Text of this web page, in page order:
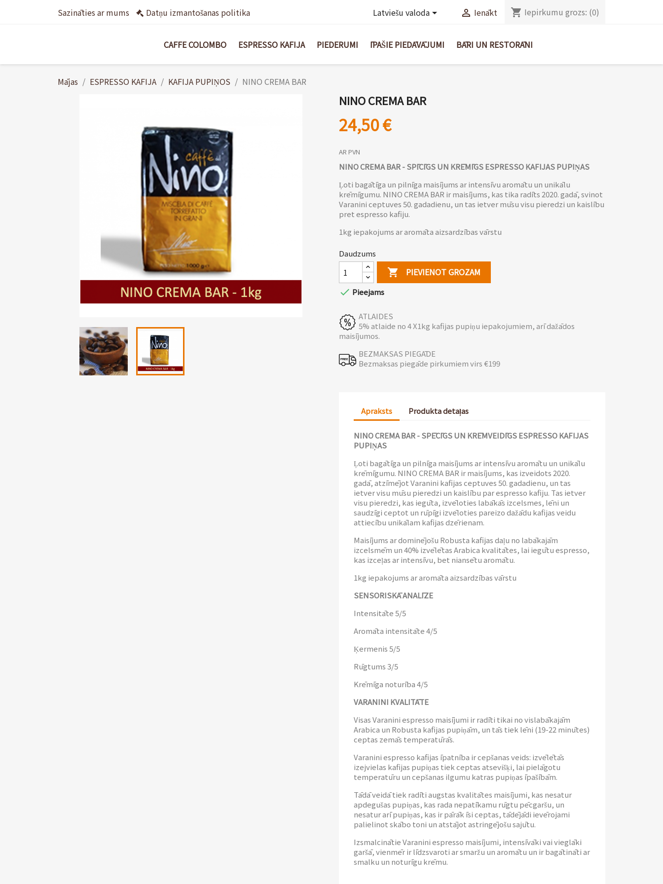
Sazināties ar mums Datņu izmantošanas politika Latviešu valoda  Ienākt shopping_cart Iepirkumu grozs: (0)
CAFFE COLOMBO ESPRESSO KAFIJA PIEDERUMI ĪPAŠIE PIEDĀVĀJUMI BĀRI UN RESTORĀNI
Mājas ESPRESSO KAFIJA KAFIJA PUPIŅOS NINO CREMA BAR
NINO CREMA BAR
24,50 €
AR PVN
NINO CREMA BAR - SPĪCĪGS UN KRĒMĪGS ESPRESSO KAFIJAS PUPIŅAS
Ļoti bagātīga un pilnīga maisījums ar intensīvu aromātu un unikālu
krēmīgumu. NINO CREMA BAR ir maisījums, kas tika radīts 2020. gadā, svinot
Varanini ceptuves 50. gadadienu, un tas ietver mūsu visu pieredzi un kaislību
pret espresso kafiju.
1kg iepakojums ar aromāta aizsardzības vārstu
Daudzums

PIEVIENOT GROZAM
 Pieejams
ATLAIDES
5% atlaide no 4 X1kg kafijas pupiņu iepakojumiem, arī dažādos
maisījumos.
BEZMAKSAS PIEGĀDE
Bezmaksas piegāde pirkumiem virs €199
Apraksts Produkta detaļas
NINO CREMA BAR - SPĒCĪGS UN KRĒMVEIDĪGS ESPRESSO KAFIJAS
PUPIŅAS
Ļoti bagātīga un pilnīga maisījums ar intensīvu aromātu un unikālu
krēmīgumu. NINO CREMA BAR ir maisījums, kas izveidots 2020.
gadā, atzīmējot Varanini kafijas ceptuves 50. gadadienu, un tas
ietver visu mūsu pieredzi un kaislību par espresso kafiju. Tas ietver
visu pieredzi, kas iegūta, izvēloties labākās izcelsmes, lēni un
saudzīgi ceptot un rūpīgi izvēloties pareizo dažādu kafijas veidu
attiecību unikālam kafijas dzērienam.
Maisījums ar dominējošu Robusta kafijas daļu no labākajām
izcelsmēm un 40% izvēlētas Arabica kvalitātes, lai iegūtu espresso,
kas izceļas ar intensīvu, bet niansētu aromātu.
1kg iepakojums ar aromāta aizsardzības vārstu
SENSORISKĀ ANALĪZE
Intensitāte 5/5
Aromāta intensitāte 4/5
Ķermenis 5/5
Rūgtums 3/5
Krēmīga noturība 4/5
VARANINI KVALITĀTE
Visas Varanini espresso maisījumi ir radīti tikai no vislabākajām
Arabica un Robusta kafijas pupiņām, un tās tiek lēni (19-22 minūtes)
ceptas zemās temperatūrās.
Varanini espresso kafijas īpatnība ir cepšanas veids: izvēlētās
izejvielas kafijas pupiņas tiek ceptas atsevišķi, lai pielāgotu
temperatūru un cepšanas ilgumu katras pupiņas īpašībām.
Tādā veidā tiek radīti augstas kvalitātes maisījumi, kas nesatur
apdegušas pupiņas, kas rada nepatīkamu rūgtu pēcgaršu, un
nesatur arī pupiņas, kas ir pārāk īsi ceptas, tādējādi ievērojami
palielinot skābo toni un atstājot astringējošu sajūtu.
Izsmalcinātie Varanini espresso maisījumi, intensīvāki vai vieglāki
garšā, vienmēr ir līdzsvaroti ar smaržu un aromātu un ir bagātināti ar
smalku un noturīgu krēmu.